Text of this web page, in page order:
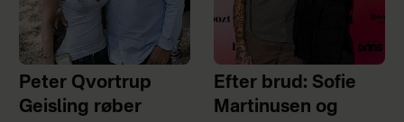
Peter Qvortrup
Geisling røber
Efter brud: Sofie
Martinusen og